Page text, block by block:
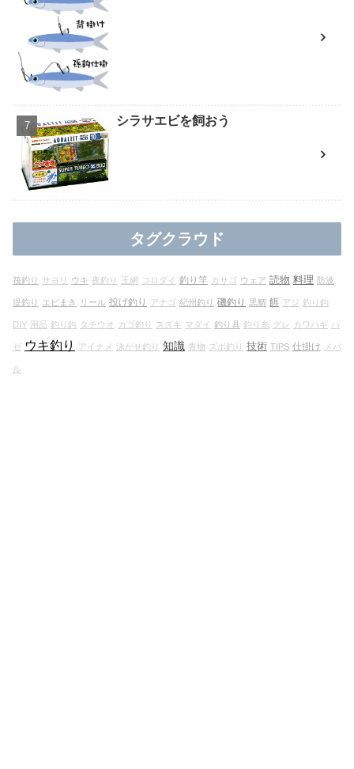
シラサエビを飼おう
タグクラウド
筏釣り サヨリ ウキ 夜釣り 玉網 コロダイ 釣り竿 カサゴ ウェア 読物 料理 防波
堤釣り エビまき リール 投げ釣り アナゴ 紀州釣り 磯釣り 黒鯛 餌 アジ 釣り鈎
DIY 用品 釣り鉤 タチウオ カゴ釣り スズキ マダイ 釣り具 釣り糸 グレ カワハギ ハ
ゼ ウキ釣り アイナメ 泳がせ釣り 知識 青物 ズボ釣り 技術 TIPS 仕掛け メバ
ル